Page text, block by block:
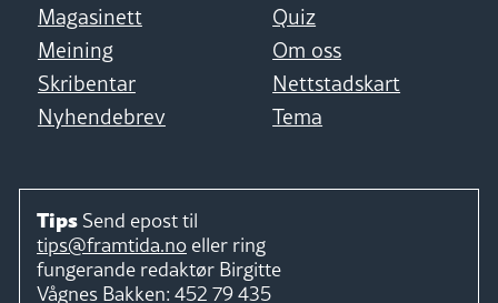
Magasinett
Quiz
Meining
Om oss
Skribentar
Nettstadskart
Nyhendebrev
Tema
Tips Send epost til
tips@framtida.no eller ring
fungerande redaktør Birgitte
Vågnes Bakken: 452 79 435